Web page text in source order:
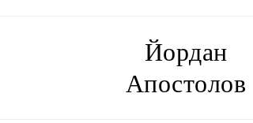
Йордан
Апостолов